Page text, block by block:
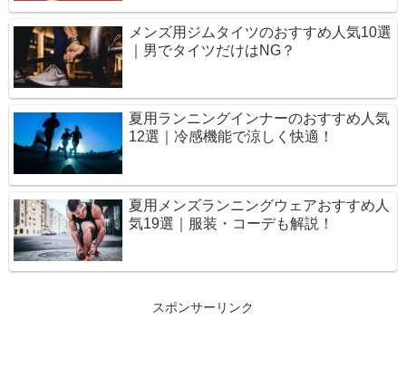
メンズ用ジムタイツのおすすめ人気10選
｜男でタイツだけはNG？
夏用ランニングインナーのおすすめ人気
12選｜冷感機能で涼しく快適！
夏用メンズランニングウェアおすすめ人
気19選｜服装・コーデも解説！
スポンサーリンク